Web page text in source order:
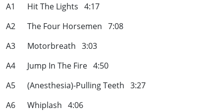
A1 Hit The Lights 4:17
A2 The Four Horsemen 7:08
A3 Motorbreath 3:03
A4 Jump In The Fire 4:50
A5 (Anesthesia)-Pulling Teeth 3:27
A6 Whiplash 4:06